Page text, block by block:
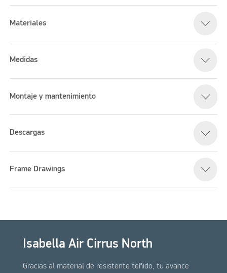
Materiales
Medidas
Montaje y mantenimiento
Descargas
Frame Drawings
Isabella Air Cirrus North
Gracias al material de resistente teñido, tu avance